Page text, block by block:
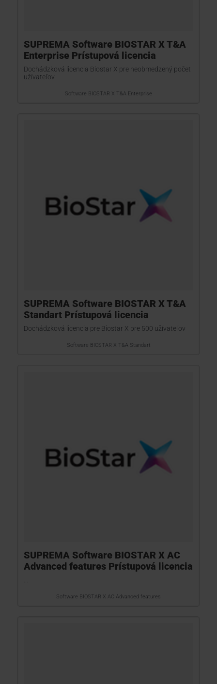
SUPREMA Software BIOSTAR X T&A
Enterprise Prístupová licencia
Dochádzková licencia Biostar X pre neobmedzený počet
užívateľov
Software BIOSTAR X T&A Enterprise
SUPREMA Software BIOSTAR X T&A
Standart Prístupová licencia
Dochádzková licencia pre Biostar X pre 500 užívateľov
Software BIOSTAR X T&A Standart
SUPREMA Software BIOSTAR X AC
Advanced features Prístupová licencia
Software BIOSTAR X AC Advanced features